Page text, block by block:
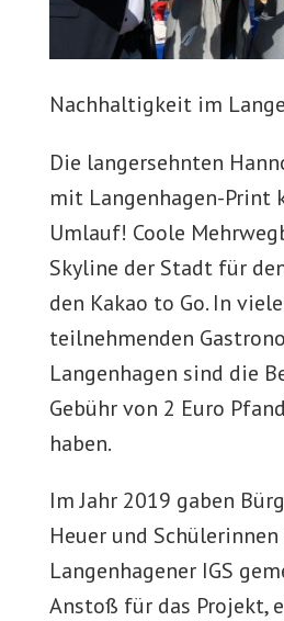
Nachhaltigkeit im
Die langersehnten
mit Langenhagen-Print
Umlauf! Coole
Skyline der Stadt für
den Kakao to Go. In
teilnehmenden
Langenhagen sind die
Gebühr von 2 Euro
haben.
Im Jahr 2019 gaben
Heuer und
Langenhagener IGS
Anstoß für das Projekt,